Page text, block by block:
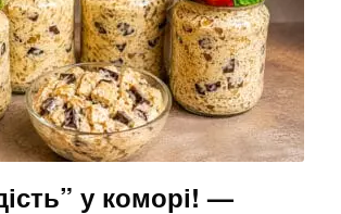
у коморі! —